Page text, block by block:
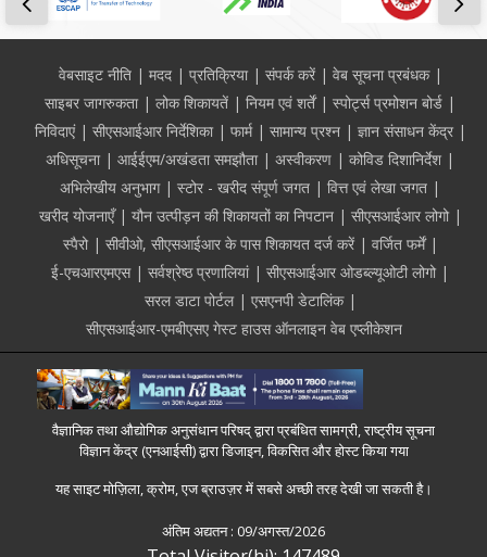
Footerवेबसाइट नीति मदद प्रतिक्रिया संपर्क करें
वेब सूचना प्रबंधक
साइबर जागरुकता
लोक शिकायतें नियम एवं शर्तें
स्पोर्ट्स प्रमोशन बोर्ड
निविदाएं
सीएसआईआर निर्देशिका फार्म सामान्य प्रश्न
ज्ञान संसाधन केंद्र
अधिसूचना
आईईएम/अखंडता समझौता अस्वीकरण
कोविड दिशानिर्देश
अभिलेखीय अनुभाग
स्टोर - खरीद संपूर्ण जगत
वित्त एवं लेखा जगत
खरीद योजनाएँ
यौन उत्पीड़न की शिकायतों का निपटान
सीएसआईआर लोगो
स्पैरो
सीवीओ, सीएसआईआर के पास शिकायत दर्ज करें
वर्जित फर्में
ई-एचआरएमएस
सर्वश्रेष्ठ प्रणालियां
सीएसआईआर ओडब्ल्यूओटी लोगो
सरल डाटा पोर्टल
एसएनपी डेटालिंक
सीएसआईआर-एमबीएसए गेस्ट हाउस ऑनलाइन वेब एप्लीकेशन
वैज्ञानिक तथा औद्योगिक अनुसंधान परिषद् द्वारा प्रबंधित सामग्री, राष्ट्रीय सूचना
विज्ञान केंद्र (एनआईसी) द्वारा डिजाइन, विकसित और होस्ट किया गया
यह साइट मोज़िला, क्रोम, एज ब्राउज़र में सबसे अच्छी तरह देखी जा सकती है।
अंतिम अद्यतन : 09/अगस्त/2026